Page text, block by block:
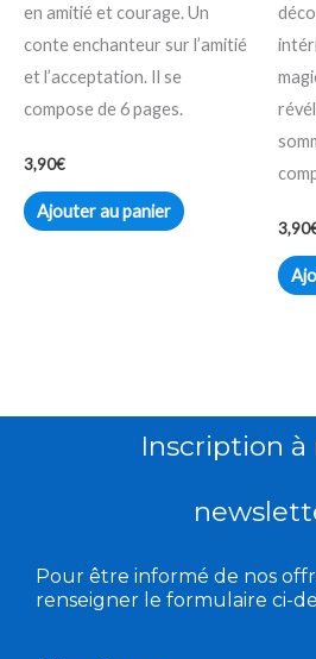
en amitié et courage. Un
conte enchanteur sur l’amitié
et l’acceptation. Il se
compose de 6 pages.
3,90€
Ajouter au panier
3,90
Inscription à
Pour être informé de nos
renseigner le formulaire ci-